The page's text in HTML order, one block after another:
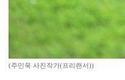
(주민욱 사진작가(프리랜서))